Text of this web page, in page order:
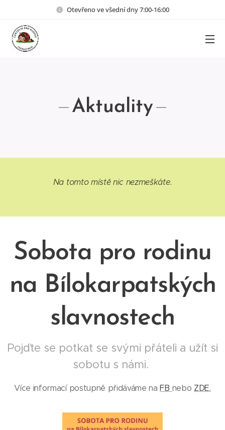
Otevřeno ve všední dny 7:00-16:00
Aktuality
Na tomto místě nic nezmeškáte.
Sobota pro rodinu
na Bílokarpatských
slavnostech
Pojďte se potkat se svými přáteli a užít si
sobotu s námi.
Více informací postupně přidáváme naFB nebo ZDE.